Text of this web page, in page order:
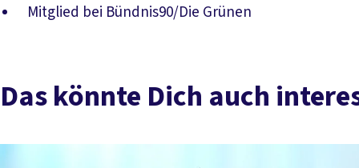
Mitglied bei Bündnis90/Die Grünen
Das könnte Dich auch